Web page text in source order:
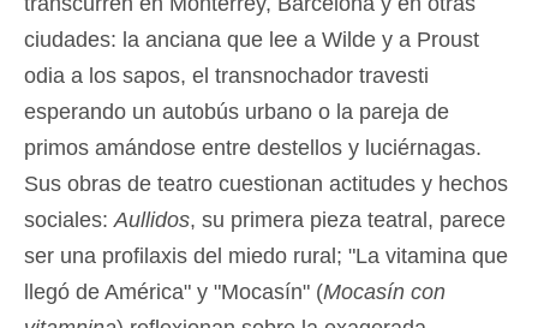
ciudades: la anciana que lee a Wilde y a Proust
odia a los sapos, el transnochador travesti
esperando un autobús urbano o la pareja de
primos amándose entre destellos y luciérnagas.
Sus obras de teatro cuestionan actitudes y hechos
sociales: Aullidos, su primera pieza teatral, parece
ser una profilaxis del miedo rural; "La vitamina que
llegó de América" y "Mocasín" (Mocasín con